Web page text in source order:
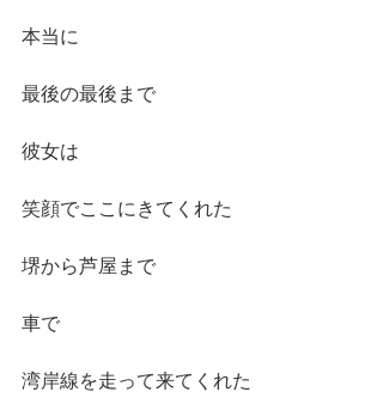
本当に
最後の最後まで
彼女は
笑顔でここにきてくれた
堺から芦屋まで
車で
湾岸線を走って来てくれた